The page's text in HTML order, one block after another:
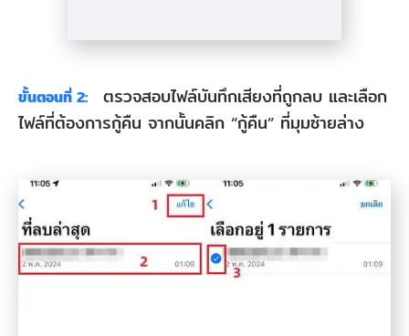
ขั้นตอนที่ 2:
ตรวจสอบไฟล์บันทึกเสียงที่ถูกลบ และเลือก
ไฟล์ที่ต้องการกู้คืน จากนั้นคลิก “กู้คืน” ที่มุมซ้ายล่าง